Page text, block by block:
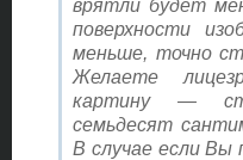
врятли будет
поверхности
меньше, точно
Желаете
картину —
семьдесят
В случае если Вы